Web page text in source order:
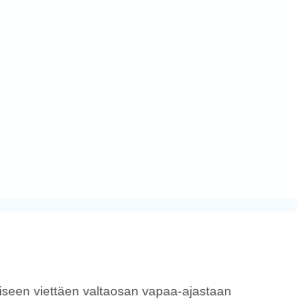
viettäen valtaosan vapaa-ajastaan